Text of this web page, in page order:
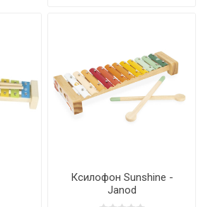
Ксилофон Sunshine -
Janod